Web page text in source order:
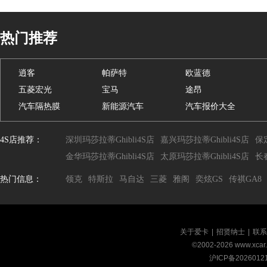
热门推荐
逍客 帕萨特
欧蓝德
五菱宏光
宝马
途昂
汽车隔热膜
新能源汽车 汽车报价大全
4S店推荐： 深圳玛莎拉蒂Ghibli4S店 嘉兴玛莎拉蒂Ghibli4S店
保
金华玛莎拉蒂Ghibli4S店
太原玛莎拉蒂Ghibli4S店 长
热门信息： 领克 特斯拉 马自达 三菱 雅阁 奕炫GS 传祺GA8
关于爱卡 招贤纳士
联
©2002-2026
沪ICP备